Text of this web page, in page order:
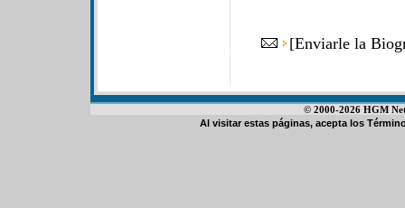
[Enviarle la
© 2000-2026 HGM
Al visitar estas páginas, acepta los